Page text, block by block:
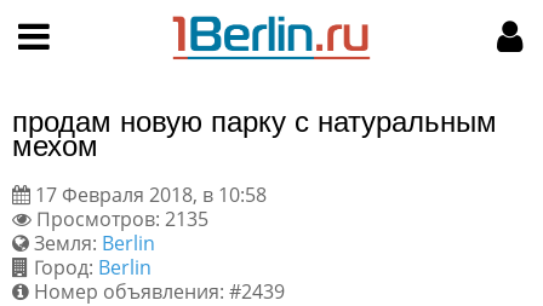
Поиск
Пользовательское соглашение
Правила доски объявлений
МОЙ АККАУНТ
Мои объявления
продам новую парку с натуральным
мехом
17 Февраля 2018, в 10:58
Просмотров: 2135
Земля: Berlin
Город: Berlin
Номер объявления: #2439